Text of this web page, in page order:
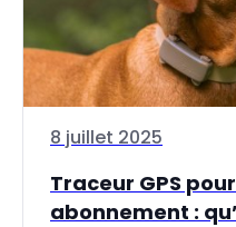
8 juillet 2025
Traceur GPS
abonnement :